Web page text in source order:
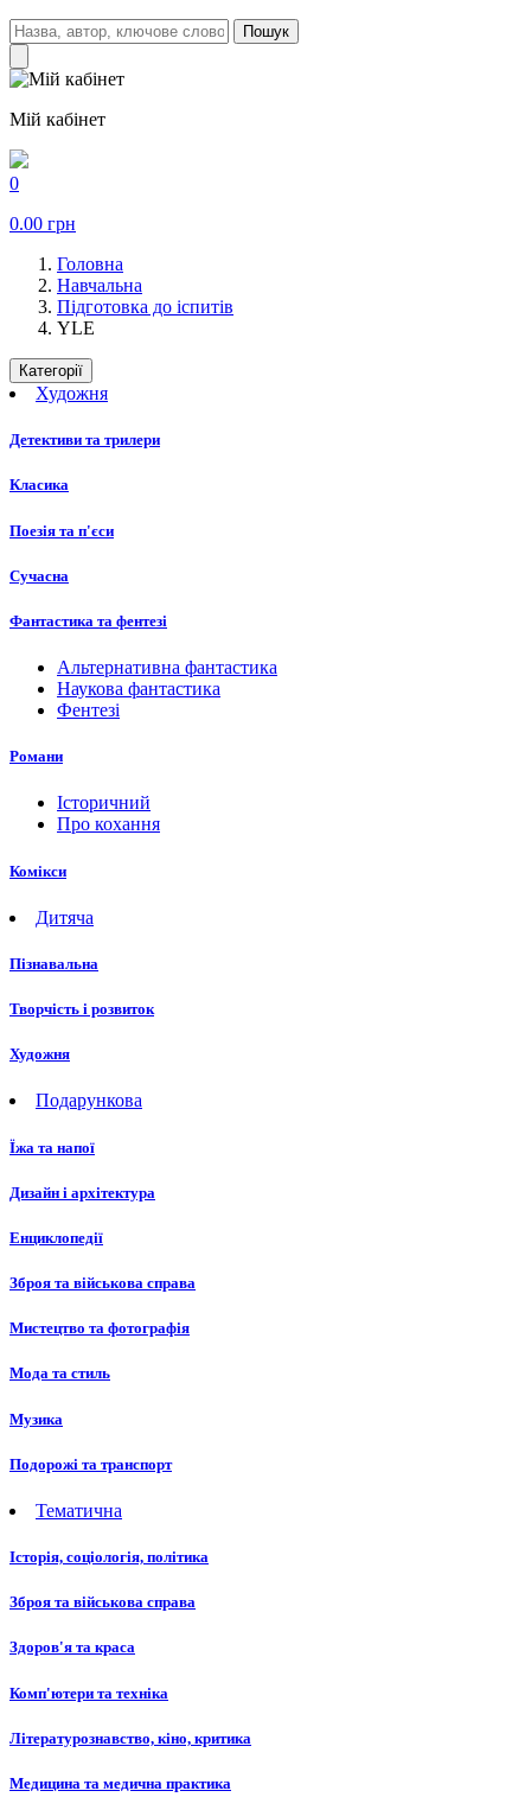
Пошук
Мій кабінет
0
0.00 грн
Головна
Навчальна
Підготовка до іспитів
YLE
Категорії
Художня
Детективи та трилери
Класика
Поезія та п'єси
Сучасна
Фантастика та фентезі
Альтернативна фантастика
Наукова фантастика
Фентезі
Романи
Історичний
Про кохання
Комікси
Дитяча
Пізнавальна
Творчість і розвиток
Художня
Подарункова
Їжа та напої
Дизайн і архітектура
Енциклопедії
Зброя та військова справа
Мистецтво та фотографія
Мода та стиль
Музика
Подорожі та транспорт
Тематична
Історія, соціологія, політика
Зброя та військова справа
Здоров'я та краса
Комп'ютери та техніка
Літературознавство, кіно, критика
Медицина та медична практика